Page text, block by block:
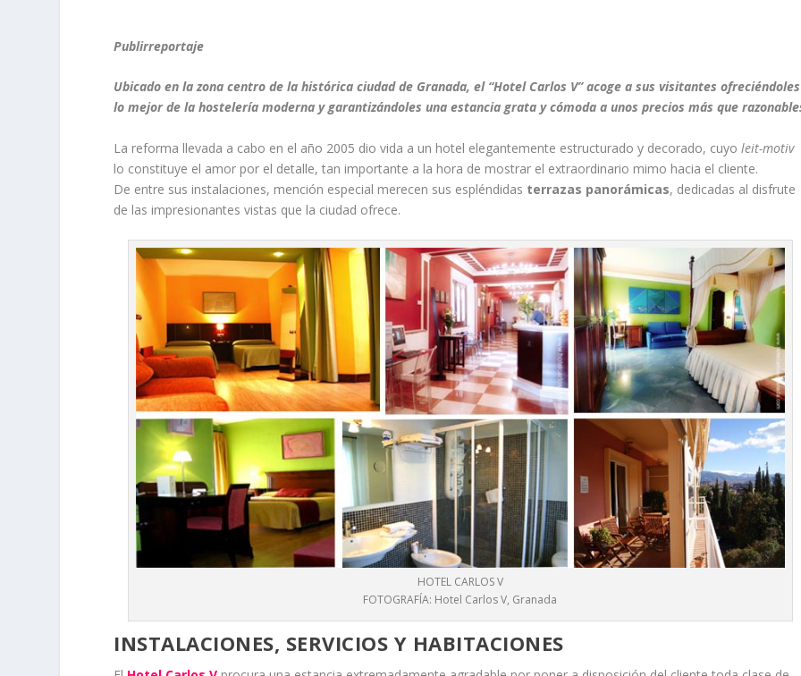
Publirreportaje
Ubicado en la zona centro de la histórica ciudad de Granada, el “Hotel Carlos V” acoge a sus visitantes ofreciéndoles
lo mejor de la hostelería moderna y garantizándoles una estancia grata y cómoda a unos precios más que
La reforma llevada a cabo en el año 2005 dio vida a un hotel elegantemente estructurado y decorado, cuyoleit-motiv
lo constituye el amor por el detalle, tan importante a la hora de mostrar el extraordinario mimo hacia el cliente.
De entre sus instalaciones, mención especial merecen sus espléndidas terrazas panorámicas, dedicadas al disfrute
de las impresionantes vistas que la ciudad ofrece.
HOTEL CARLOS V
FOTOGRAFÍA: Hotel Carlos V, Granada
INSTALACIONES, SERVICIOS Y HABITACIONES